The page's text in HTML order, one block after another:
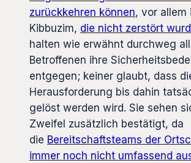
zurückkehren können, vor allem
Kibbuzim, die nicht zerstört
halten wie erwähnt durchweg
Betroffenen ihre
entgegen; keiner glaubt, dass
Herausforderung bis dahin
gelöst werden wird. Sie sehen
Zweifel zusätzlich bestätigt, da
die Bereitschaftsteams der
immer noch nicht umfassend